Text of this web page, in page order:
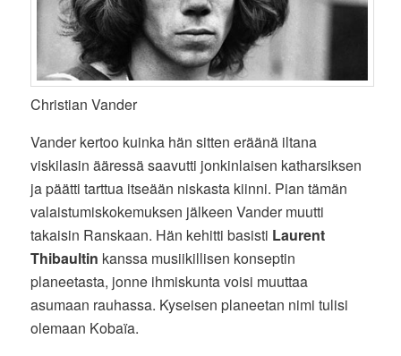
Christian Vander
Vander kertoo kuinka hän sitten eräänä iltana
viskilasin ääressä saavutti jonkinlaisen katharsiksen
ja päätti tarttua itseään niskasta kiinni. Pian tämän
valaistumiskokemuksen jälkeen Vander muutti
takaisin Ranskaan. Hän kehitti basisti Laurent
Thibaultin kanssa musiikillisen konseptin
planeetasta, jonne ihmiskunta voisi muuttaa
asumaan rauhassa. Kyseisen planeetan nimi tulisi
olemaan Kobaïa.